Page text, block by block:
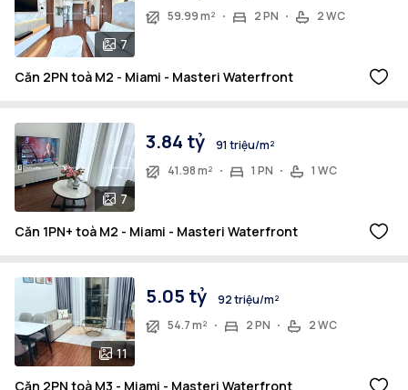
7
59.99 m²
2 PN 2 WC
Căn 2PN toà M2 - Miami - Masteri Waterfront
7
3.84 tỷ
91 triệu/m²
41.98 m²
1 PN 1 WC
Căn 1PN+ toà M2 - Miami - Masteri Waterfront
11
5.05 tỷ
92 triệu/m²
54.7 m²
2 PN 2 WC
Căn 2PN toà M3 - Miami - Masteri Waterfront